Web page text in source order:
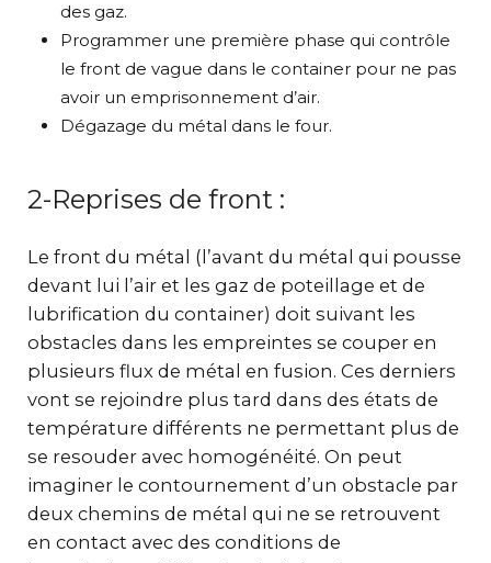
des gaz.
Programmer une première phase qui contrôle
le front de vague dans le container pour ne pas
avoir un emprisonnement d’air.
Dégazage du métal dans le four.
2-Reprises de front :
Le front du métal (l’avant du métal qui pousse
devant lui l’air et les gaz de poteillage et de
lubrification du container) doit suivant les
obstacles dans les empreintes se couper en
plusieurs flux de métal en fusion. Ces derniers
vont se rejoindre plus tard dans des états de
température différents ne permettant plus de
se resouder avec homogénéité. On peut
imaginer le contournement d’un obstacle par
deux chemins de métal qui ne se retrouvent
en contact avec des conditions de